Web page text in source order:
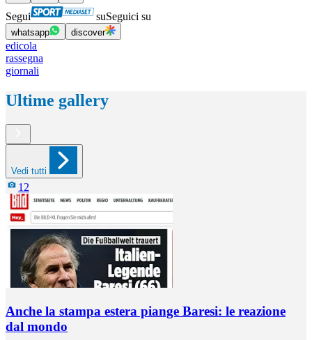
Segui suSeguici su
whatsapp discover
edicola
rassegna
giornali
Ultime gallery
Vedi tutti
12
Anche la stampa estera piange Baresi: le reazione
dal mondo